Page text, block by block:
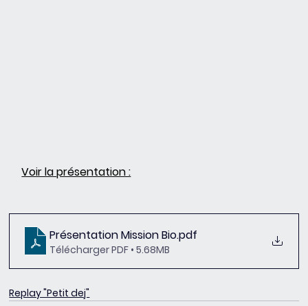
Voir la présentation :
Présentation Mission Bio.pdf
Télécharger PDF • 5.68MB
Replay "Petit dej"